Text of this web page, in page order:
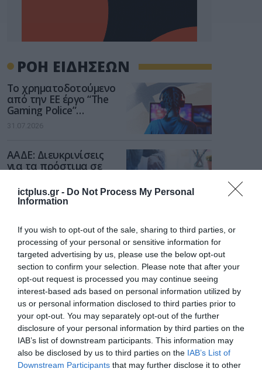
ictplus.gr - Do Not Process My Personal
Information
If you wish to opt-out of the sale, sharing to third parties, or
processing of your personal or sensitive information for
targeted advertising by us, please use the below opt-out
section to confirm your selection. Please note that after your
opt-out request is processed you may continue seeing
interest-based ads based on personal information utilized by
us or personal information disclosed to third parties prior to
your opt-out. You may separately opt-out of the further
disclosure of your personal information by third parties on the
IAB’s list of downstream participants. This information may
also be disclosed by us to third parties on the IAB’s List of
Downstream Participants that may further disclose it to other
ΡΟΗ ΕΙΔΗΣΕΩΝ
Το χρηματοδοτούμενο
από την ΕΕ έργο “The
Gaming Police”
ενισχύει την ασφάλεια
των παιδιών στο
31.07.2026
ΑΑΔΕ: Διευκρινίσεις
για τα πρόστιμα σε
αφορούν τους ΦΗΜ
31.07.2026
Τεχνητή Νοημοσύνη
δεν είναι απλώς μια
νέα τεχνολογία, είναι
μια νέα βιομηχανική
επανάσταση»
31.07.2026
Νέος οδηγός του ΕΚΤ
για τη χρηματοδότηση
των ελληνικών
επιχειρήσεων στον
χώρο της άμυνας
31.07.2026
Η πιο ταξιδιάρικη
βαλίτσα του φετινού